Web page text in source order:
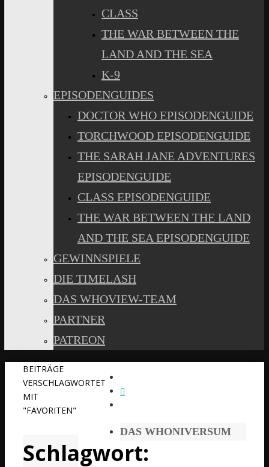
CLASS
THE WAR BETWEEN THE
LAND AND THE SEA
K-9
EPISODENGUIDES
DOCTOR WHO EPISODENGUIDE
TORCHWOOD EPISODENGUIDE
THE SARAH JANE ADVENTURES
EPISODENGUIDE
CLASS EPISODENGUIDE
THE WAR BETWEEN THE LAND
AND THE SEA EPISODENGUIDE
GEWINNSPIELE
DIE TIMELASH
DAS WHOVIEW-TEAM
PARTNER
PATREON
START
BEITRÄGE
VERSCHLAGWORTET
MIT
"FAVORITEN"
Schlagwort:
DAS WHONIVERSUM